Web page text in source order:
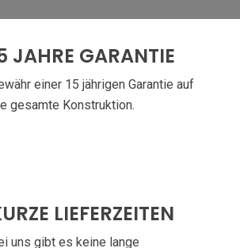
JAHRE GARANTIE
einer 15 jährigen Garantie auf
gesamte Konstruktion.
LIEFERZEITEN
uns gibt es keine lange